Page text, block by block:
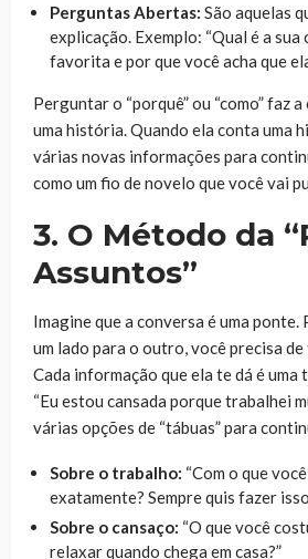
Perguntas Abertas: São aquelas
explicação. Exemplo: “Qual é a
favorita e por que você acha que
Perguntar o “porquê” ou “como” faz
uma história. Quando ela conta uma
várias novas informações para
como um fio de novelo que você vai
3. O Método da
Assuntos”
Imagine que a conversa é uma
um lado para o outro, você precisa de
Cada informação que ela te dá é uma
“Eu estou cansada porque trabalhei
várias opções de “tábuas” para
Sobre o trabalho: “Com o que
exatamente? Sempre quis fazer
Sobre o cansaço: “O que você
relaxar quando chega em casa?”